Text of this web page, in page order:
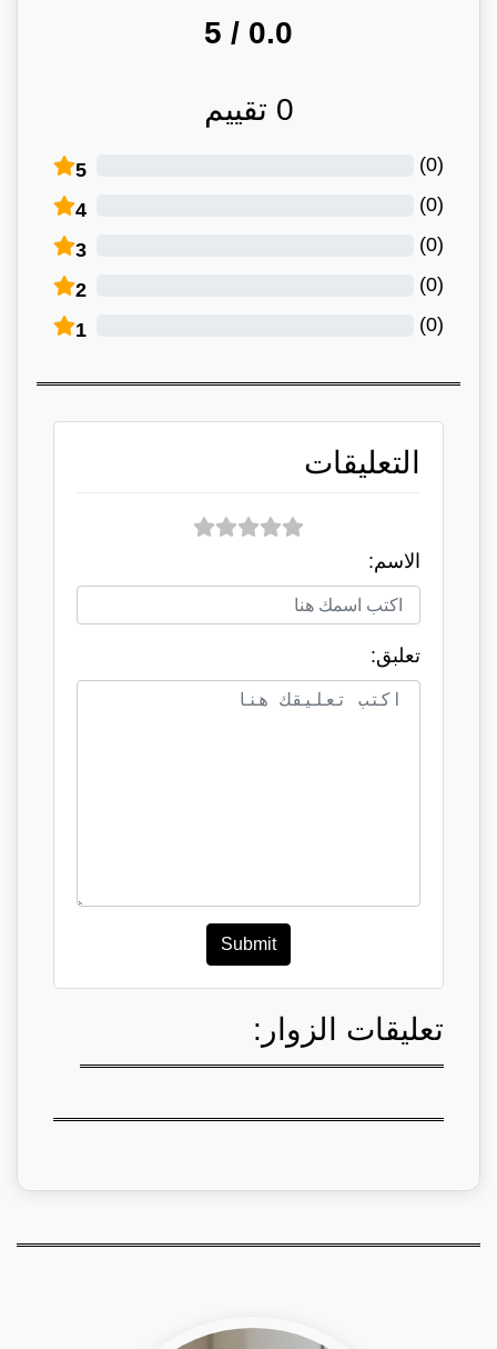
0.0
/ 5
0 تقييم
5 (
0
)
4 (
0
)
3 (
0
)
2 (
0
)
1 (
0
)
التعليقات
الاسم:
تعلبق:
Submit
تعليقات الزوار: